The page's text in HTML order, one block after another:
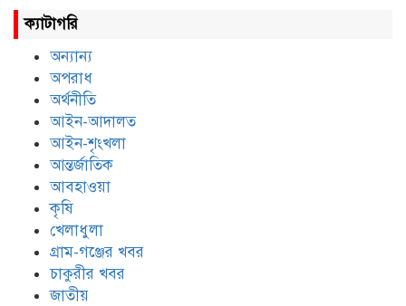
ক্যাটাগরি
অন্যান্য
অপরাধ
অর্থনীতি
আইন-আদালত
আইন-শৃংখলা
আন্তর্জাতিক
আবহাওয়া
কৃষি
খেলাধুলা
গ্রাম-গঞ্জের খবর
চাকুরীর খবর
জাতীয়